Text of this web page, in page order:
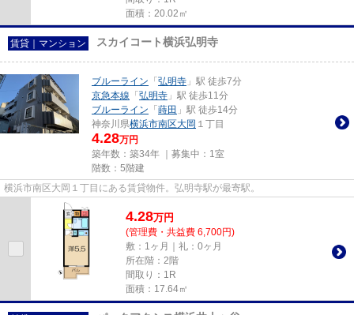
面積：20.02㎡
賃貸｜マンション スカイコート横浜弘明寺
ブルーライン 「 弘明寺 」駅 徒歩7分
京急本線 「 弘明寺 」駅 徒歩11分
ブルーライン 「 蒔田 」駅 徒歩14分
神奈川県横浜市南区大岡 １丁目
4.28万円
築年数：築34年 ｜募集中： 1室
階数：5階建
横浜市南区大岡１丁目にある賃貸物件。弘明寺駅が最寄駅。
4.28万円
(管理費・共益費 6,700円)
敷：1ヶ月｜礼：0ヶ月
所在階：2階
間取り：1R
面積：17.64㎡